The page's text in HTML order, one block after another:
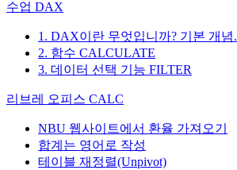
수업 DAX
1. DAX이란 무엇입니까? 기본 개념.
2. 함수 CALCULATE
3. 데이터 선택 기능 FILTER
리브레 오피스 CALC
NBU 웹사이트에서 환율 가져오기
합계는 영어로 작성
테이블 재정렬(Unpivot)